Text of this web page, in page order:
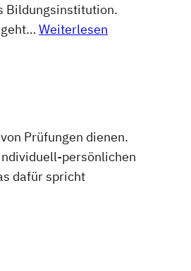
Bildungsinstitution.
geht…Weiterlesen
Prüfungen dienen.
persönlichen
dafür spricht